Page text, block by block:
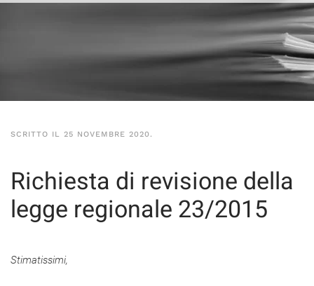
SCRITTO IL 25 NOVEMBRE 2020 .
Richiesta di revisione della
legge regionale 23/2015
Stimatissimi,